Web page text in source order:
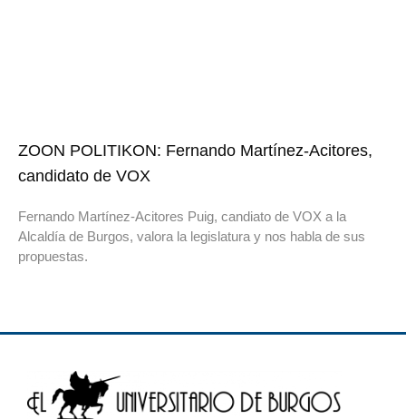
ZOON POLITIKON: Fernando Martínez-Acitores,
candidato de VOX
Fernando Martínez-Acitores Puig, candiato de VOX a la
Alcaldía de Burgos, valora la legislatura y nos habla de sus
propuestas.